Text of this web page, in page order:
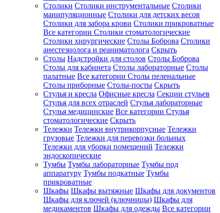
Столики Столики инструментальные Столики
манипуляционные Столики для детских весов
Столики для забора крови Столики прикроватные
Все категории Столики стоматологические
Столики хирургические Столы Боброва Столики
анестезиолога и реаниматолога Скрыть
Столы Надстройки для столов Столы Боброва
Столы для кабинета Столы лабораторные Столы
палатные Все категории Столы пеленальные
Столы приборные Столы-посты Скрыть
Стулья и кресла Офисные кресла Секции стульев
Стулья для всех отраслей Стулья лабораторные
Стулья медицинские Все категории Стулья
стоматологические Скрыть
Тележки Тележки внутрикорпусные Тележки
грузовые Тележки для перевозки больных
Тележки для уборки помещений Тележки
эндоскопические
Тумбы Тумбы лабораторные Тумбы под
аппаратуру Тумбы подкатные Тумбы
прикроватные
Шкафы Шкафы вытяжные Шкафы для документов
Шкафы для ключей (ключницы) Шкафы для
медикаментов Шкафы для одежды Все категории